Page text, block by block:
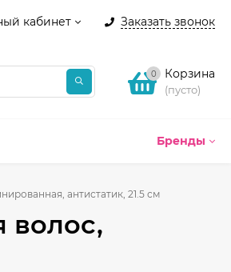
кабинет Заказать звонок
0 Корзина
(пусто)
Бренды
антистатик, 21.5 см
волос,